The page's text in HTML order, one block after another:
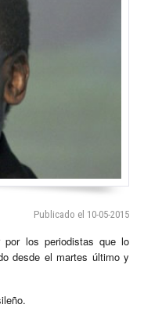
Publicado el 10-05-2015
los periodistas que lo
desde el martes último y